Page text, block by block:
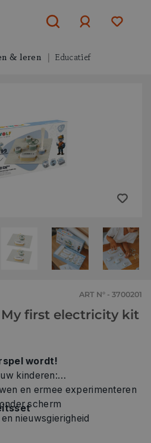
& leren Educatief
ART N° - 3700201
first electricity kit
wordt!
kinderen:
en ermee experimenteren
scherm
nieuwsgierigheid